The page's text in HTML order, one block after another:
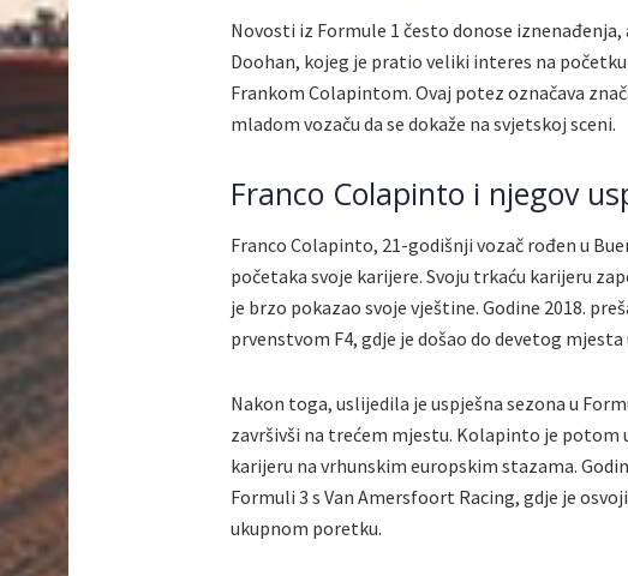
Novosti iz Formule 1 često donose
Doohan, kojeg je pratio veliki interes na
Frankom Colapintom. Ovaj potez označava
mladom vozaču da se dokaže na svjetskoj sceni.
Franco Colapinto i njegov
Franco Colapinto, 21-godišnji vozač rođen u
početaka svoje karijere. Svoju trkaću karijeru
je brzo pokazao svoje vještine. Godine 2018.
prvenstvom F4, gdje je došao do devetog
Nakon toga, uslijedila je uspješna sezona u
završivši na trećem mjestu. Kolapinto je potom
karijeru na vrhunskim europskim stazama.
Formuli 3 s Van Amersfoort Racing, gdje je
ukupnom poretku.